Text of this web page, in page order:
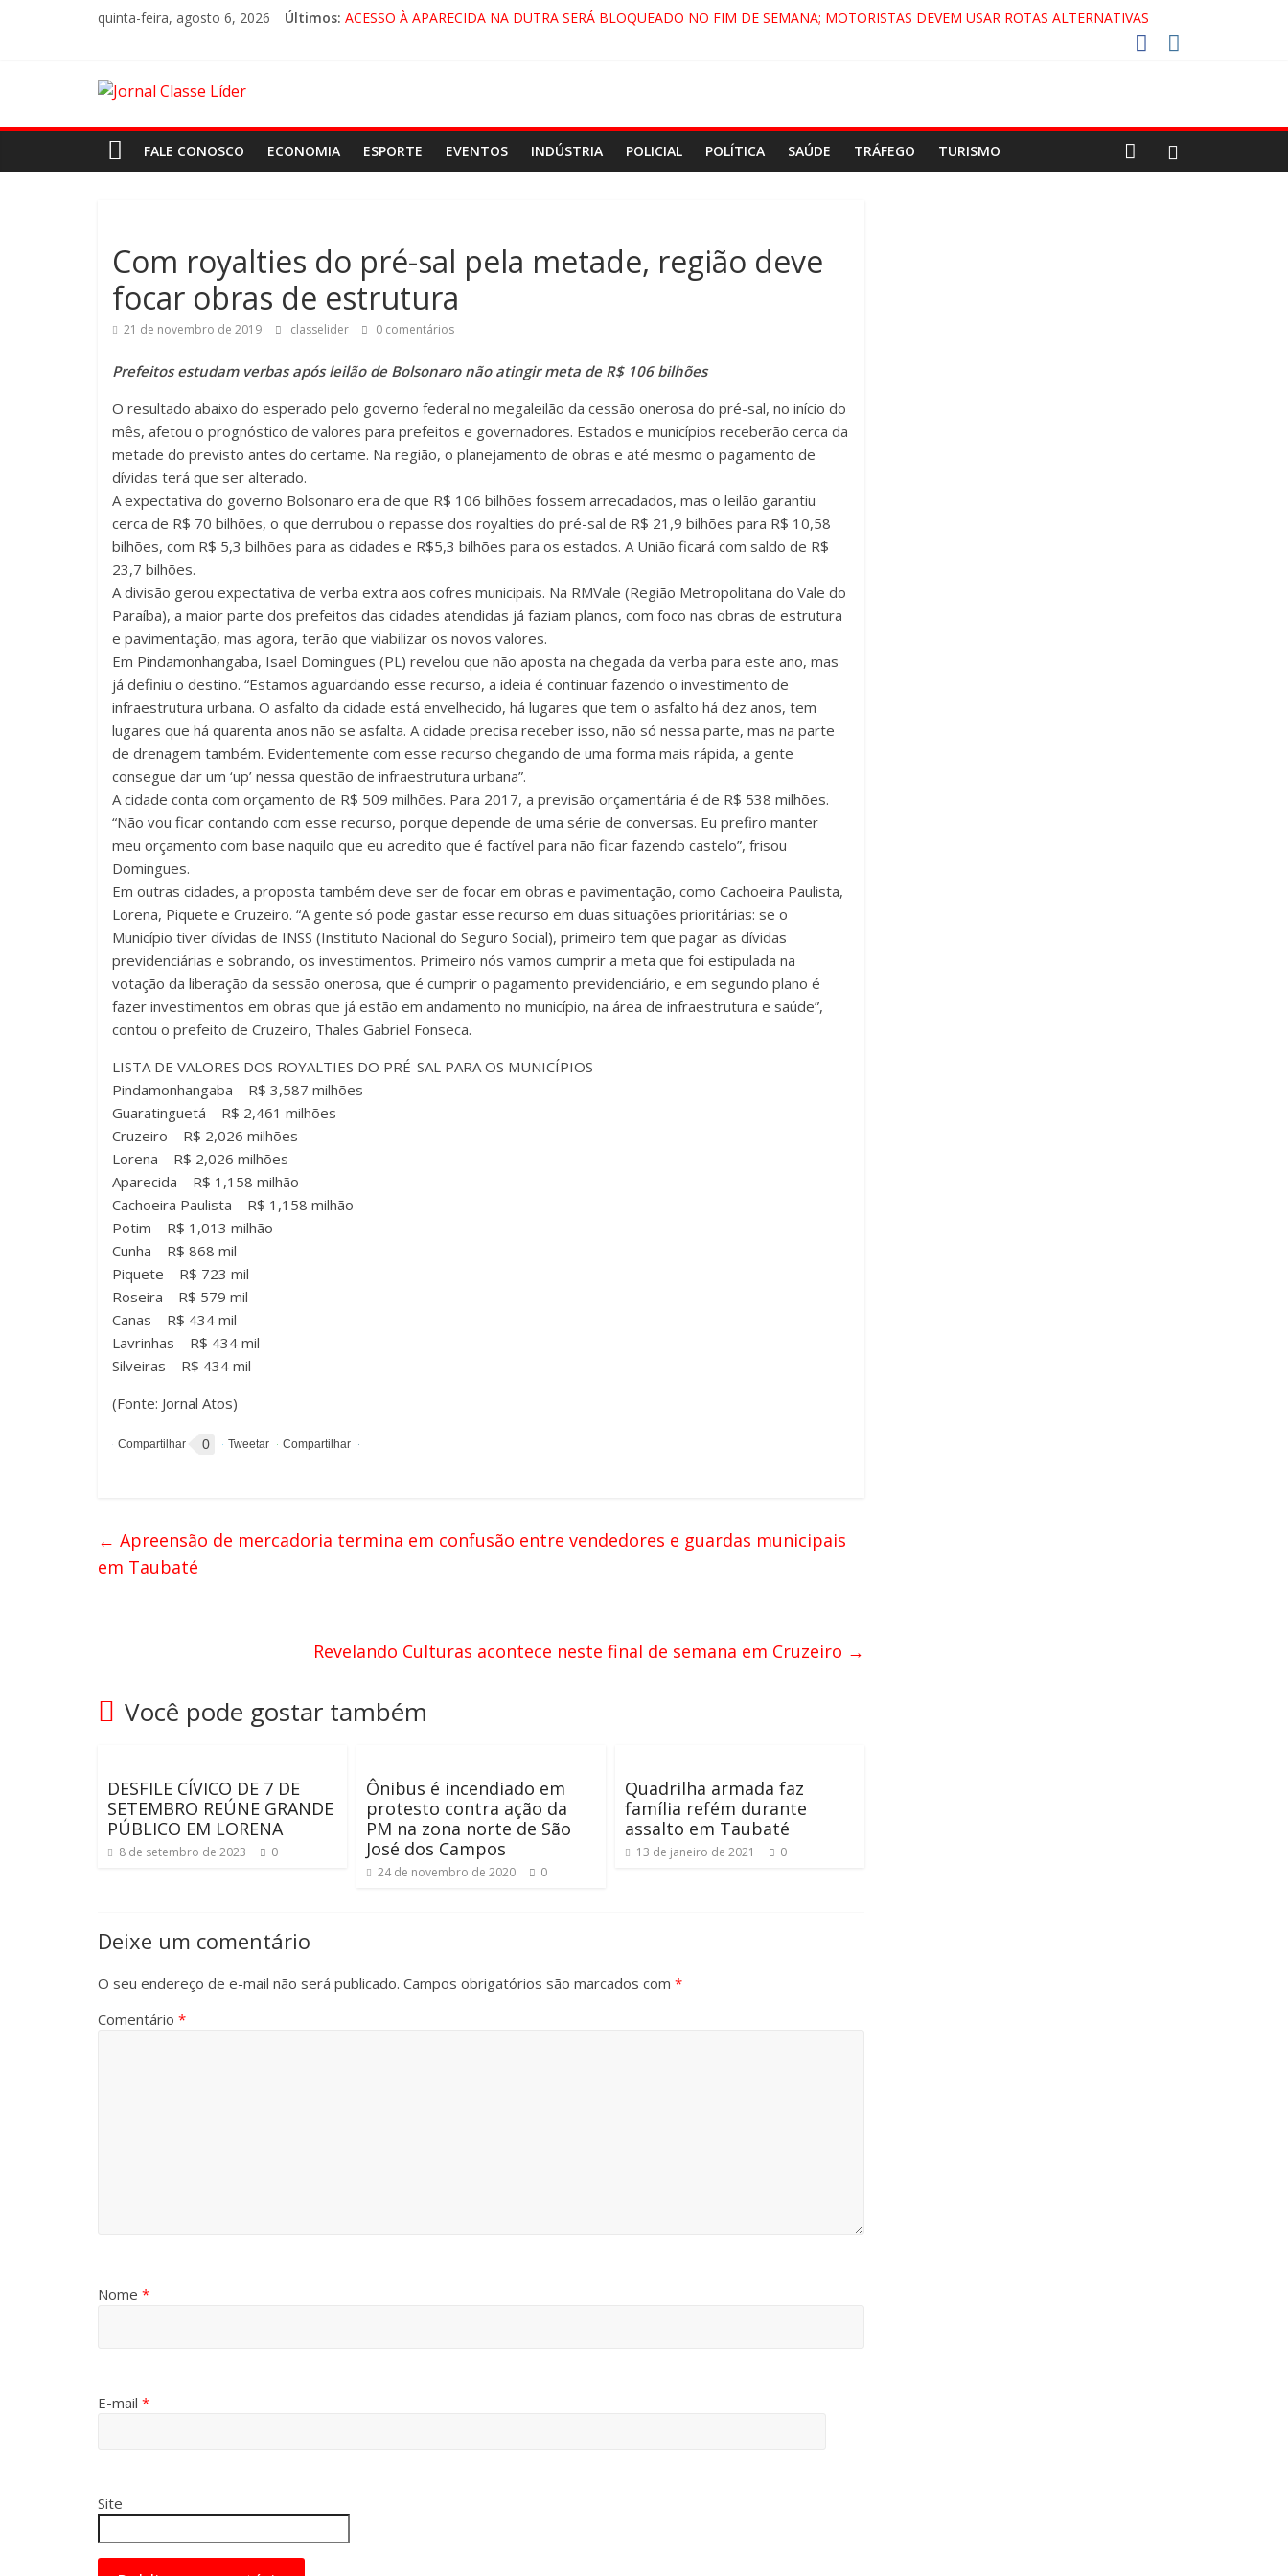
quinta-feira, agosto 6, 2026 Últimos: ACESSO À APARECIDA NA DUTRA SERÁ BLOQUEADO NO FIM DE SEMANA; MOTORISTAS DEVEM USAR ROTAS ALTERNATIVAS
FALE CONOSCO ECONOMIA ESPORTE EVENTOS INDÚSTRIA POLICIAL POLÍTICA SAÚDE TRÁFEGO TURISMO
Com royalties do pré-sal pela metade, região deve
focar obras de estrutura
21 de novembro de 2019 classelider 0 comentários
Prefeitos estudam verbas após leilão de Bolsonaro não atingir meta de R$ 106 bilhões
O resultado abaixo do esperado pelo governo federal no megaleilão da cessão onerosa do pré-sal, no início do
mês, afetou o prognóstico de valores para prefeitos e governadores. Estados e municípios receberão cerca da
metade do previsto antes do certame. Na região, o planejamento de obras e até mesmo o pagamento de
dívidas terá que ser alterado.
A expectativa do governo Bolsonaro era de que R$ 106 bilhões fossem arrecadados, mas o leilão garantiu
cerca de R$ 70 bilhões, o que derrubou o repasse dos royalties do pré-sal de R$ 21,9 bilhões para R$ 10,58
bilhões, com R$ 5,3 bilhões para as cidades e R$5,3 bilhões para os estados. A União ficará com saldo de R$
23,7 bilhões.
A divisão gerou expectativa de verba extra aos cofres municipais. Na RMVale (Região Metropolitana do Vale do
Paraíba), a maior parte dos prefeitos das cidades atendidas já faziam planos, com foco nas obras de estrutura
e pavimentação, mas agora, terão que viabilizar os novos valores.
Em Pindamonhangaba, Isael Domingues (PL) revelou que não aposta na chegada da verba para este ano, mas
já definiu o destino. “Estamos aguardando esse recurso, a ideia é continuar fazendo o investimento de
infraestrutura urbana. O asfalto da cidade está envelhecido, há lugares que tem o asfalto há dez anos, tem
lugares que há quarenta anos não se asfalta. A cidade precisa receber isso, não só nessa parte, mas na parte
de drenagem também. Evidentemente com esse recurso chegando de uma forma mais rápida, a gente
consegue dar um ‘up’ nessa questão de infraestrutura urbana”.
A cidade conta com orçamento de R$ 509 milhões. Para 2017, a previsão orçamentária é de R$ 538 milhões.
“Não vou ficar contando com esse recurso, porque depende de uma série de conversas. Eu prefiro manter
meu orçamento com base naquilo que eu acredito que é factível para não ficar fazendo castelo”, frisou
Domingues.
Em outras cidades, a proposta também deve ser de focar em obras e pavimentação, como Cachoeira Paulista,
Lorena, Piquete e Cruzeiro. “A gente só pode gastar esse recurso em duas situações prioritárias: se o
Município tiver dívidas de INSS (Instituto Nacional do Seguro Social), primeiro tem que pagar as dívidas
previdenciárias e sobrando, os investimentos. Primeiro nós vamos cumprir a meta que foi estipulada na
votação da liberação da sessão onerosa, que é cumprir o pagamento previdenciário, e em segundo plano é
fazer investimentos em obras que já estão em andamento no município, na área de infraestrutura e saúde”,
contou o prefeito de Cruzeiro, Thales Gabriel Fonseca.
LISTA DE VALORES DOS ROYALTIES DO PRÉ-SAL PARA OS MUNICÍPIOS
Pindamonhangaba – R$ 3,587 milhões
Guaratinguetá – R$ 2,461 milhões
Cruzeiro – R$ 2,026 milhões
Lorena – R$ 2,026 milhões
Aparecida – R$ 1,158 milhão
Cachoeira Paulista – R$ 1,158 milhão
Potim – R$ 1,013 milhão
Cunha – R$ 868 mil
Piquete – R$ 723 mil
Roseira – R$ 579 mil
Canas – R$ 434 mil
Lavrinhas – R$ 434 mil
Silveiras – R$ 434 mil
(Fonte: Jornal Atos)
0
← Apreensão de mercadoria termina em confusão entre vendedores e guardas municipais
em Taubaté
Revelando Culturas acontece neste final de semana em Cruzeiro →
Você pode gostar também
DESFILE CÍVICO DE 7 DE
SETEMBRO REÚNE GRANDE
PÚBLICO EM LORENA
8 de setembro de 2023 0
Ônibus é incendiado em
protesto contra ação da
PM na zona norte de São
José dos Campos
24 de novembro de 2020 0
Quadrilha armada faz
família refém durante
assalto em Taubaté
13 de janeiro de 2021 0
Deixe um comentário
O seu endereço de e-mail não será publicado. Campos obrigatórios são marcados com *
Comentário *
Nome *
E-mail *
Site